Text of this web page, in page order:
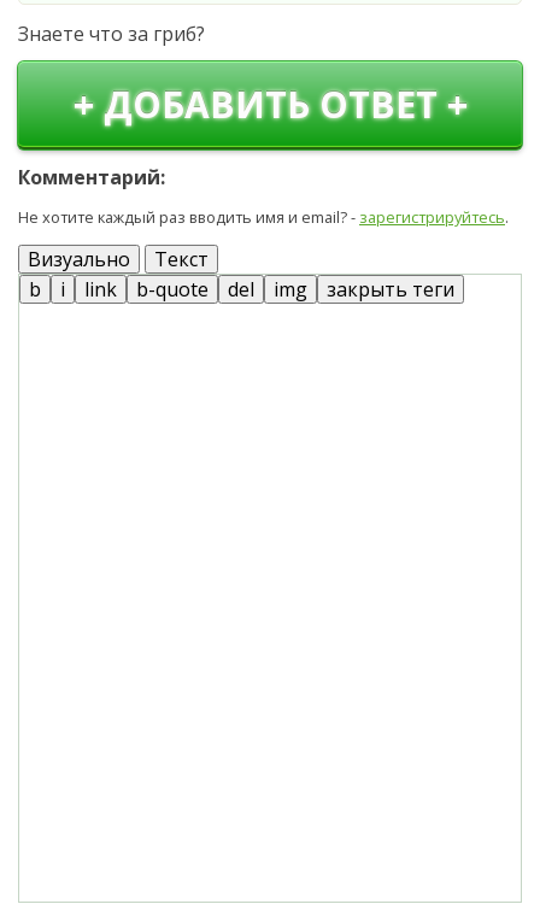
Знаете что за гриб?
+ ДОБАВИТЬ ОТВЕТ +
Комментарий:
Не хотите каждый раз вводить имя и email? - зарегистрируйтесь.
Визуально Текст